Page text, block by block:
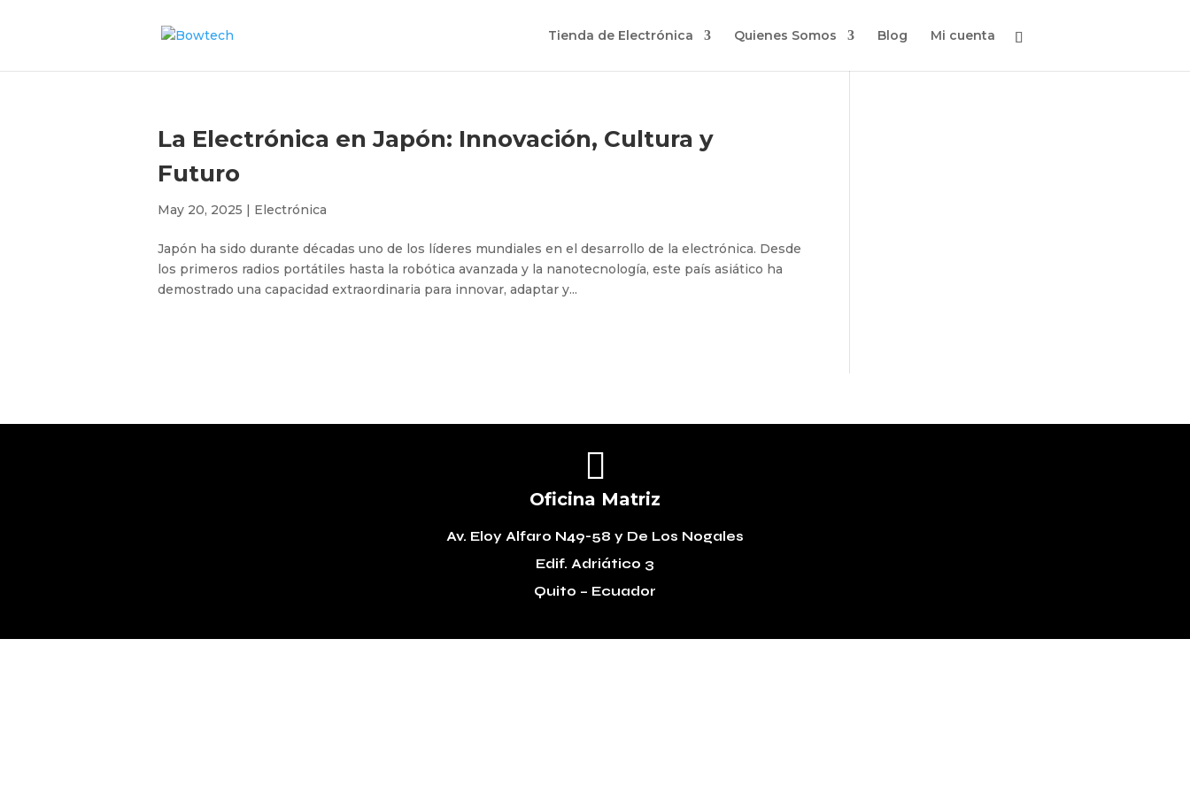
Tienda de Electrónica Quienes Somos Blog Mi cuenta
La Electrónica en Japón: Innovación, Cultura y
Futuro
May 20, 2025 | Electrónica
Japón ha sido durante décadas uno de los líderes mundiales en el desarrollo de la electrónica. Desde
los primeros radios portátiles hasta la robótica avanzada y la nanotecnología, este país asiático ha
demostrado una capacidad extraordinaria para innovar, adaptar y...

Oficina Matriz
Av. Eloy Alfaro N49-58 y De Los Nogales
Edif. Adriático 3
Quito – Ecuador